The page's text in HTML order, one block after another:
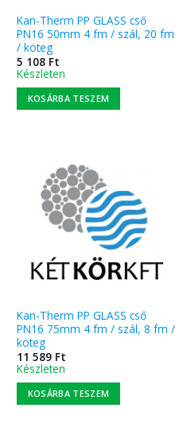
Kan-Therm PP GLASS cső
PN16 50mm 4 fm / szál, 20 fm
/ köteg
5 108 Ft
Készleten
KOSÁRBA TESZEM
Kan-Therm PP GLASS cső
PN16 75mm 4 fm / szál, 8 fm /
köteg
11 589 Ft
Készleten
KOSÁRBA TESZEM